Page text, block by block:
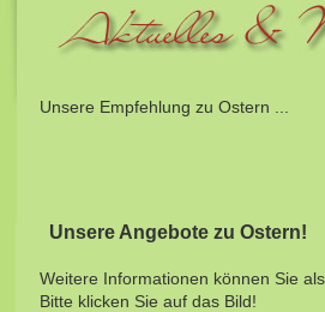
Unsere Empfehlung zu Ostern ...
Unsere Angebote zu Ostern!
Weitere Informationen können Sie
Bitte klicken Sie auf das Bild!